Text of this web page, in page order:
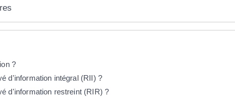
?
d'information intégral (RII) ?
d'information restreint (RIR) ?